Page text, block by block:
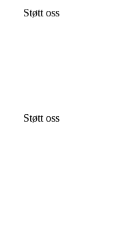
Støtt oss
Støtt oss